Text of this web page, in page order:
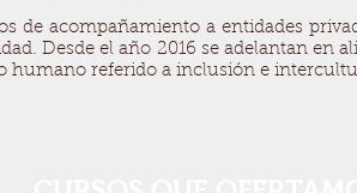
de acompañamiento a entidades
Desde el año 2016 se adelantan en
humano referido a inclusión e